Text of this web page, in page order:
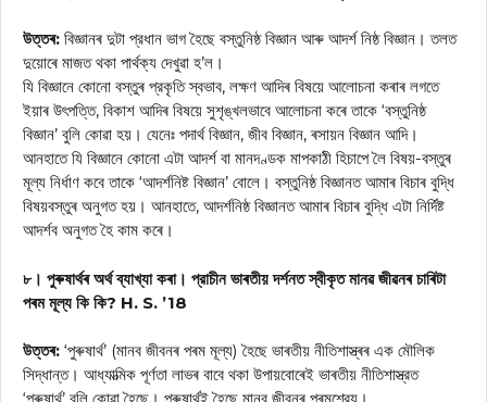
উত্তৰ: বিজ্ঞানৰ দুটা প্রধান ভাগ হৈছে বস্তুনিষ্ঠ বিজ্ঞান আৰু আদর্শ নিষ্ঠ বিজ্ঞান। তলত
দুয়োৰে মাজত থকা পার্থক্য দেখুৱা হ’ল।
যি বিজ্ঞানে কোনো বস্তুৰ প্রকৃতি স্বভাব, লক্ষণ আদিৰ বিষয়ে আলোচনা কৰাৰ লগতে
ইয়াৰ উৎপত্তি, বিকাশ আদিৰ বিষয়ে সুশৃঙ্খলভাবে আলোচনা কৰে তাকে ‘বস্তুনিষ্ঠ
বিজ্ঞান’ বুলি কোৱা হয়। যেনেঃ পদার্থ বিজ্ঞান, জীব বিজ্ঞান, ৰসায়ন বিজ্ঞান আদি।
আনহাতে যি বিজ্ঞানে কোনো এটা আদর্শ বা মানদণ্ডক মাপকাঠী হিচাপে লৈ বিষয়-বস্তুৰ
মূল্য নির্ধাণ কবে তাকে ‘আদর্শনিষ্ট বিজ্ঞান’ বোলে। বস্তুনিষ্ঠ বিজ্ঞানত আমাৰ বিচাৰ বুদ্ধি
বিষয়বস্তুৰ অনুগত হয়। আনহাতে, আদর্শনিষ্ঠ বিজ্ঞানত আমাৰ বিচাৰ বুদ্ধি এটা নির্দিষ্ট
আদর্শব অনুগত হৈ কাম কৰে।
৮। পুৰুষাৰ্থৰ অৰ্থ ব্যাখ্যা কৰা। প্রাচীন ভাৰতীয় দৰ্শনত স্বীকৃত মানৱ জীৱনৰ চাৰিটা
পৰম মূল্য কি কি? H. S. ’18
উত্তৰ: ‘পুৰুষার্থ’ (মানব জীবনৰ পৰম মূল্য) হৈছে ভাৰতীয় নীতিশাস্ত্ৰৰ এক মৌলিক
সিদ্ধান্ত। আধ্যাত্মিক পূর্ণতা লাভৰ বাবে থকা উপায়বোৰেই ভাৰতীয় নীতিশাস্ত্রত